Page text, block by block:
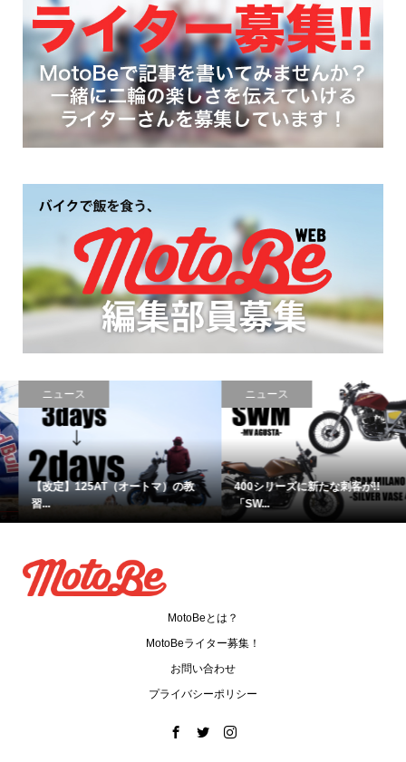
ニュース
【改定】125AT（オートマ）の教
習...
ニュース
400シリーズに新たな刺客が!!
「SW...
MotoBeとは？
MotoBeライター募集！
お問い合わせ
プライバシーポリシー